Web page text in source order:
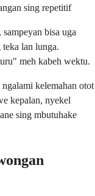
sing repetitif
bisa uga
lan lunga.
meh kabeh wektu.
kelemahan otot
kepalan, nyekel
sing mbutuhake